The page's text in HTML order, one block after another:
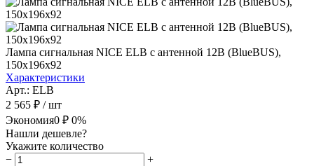
Лампа сигнальная NICE ELB с антенной 12В (BlueBUS),
150x196x92
Характеристики
Арт.: ELВ
2 565 ₽ / шт
Экономия0 ₽ 0%
Нашли дешевле?
Укажите количество
−
+